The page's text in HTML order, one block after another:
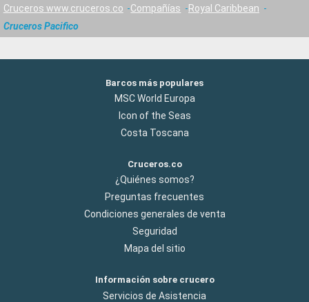
Cruceros www.cruceros.co Compañías
Royal Caribbean
Cruceros Pacifico
Barcos más populares
MSC World Europa
Icon of the Seas
Costa Toscana
Cruceros.co
¿Quiénes somos?
Preguntas frecuentes
Condiciones generales de venta
Seguridad
Mapa del sitio
Información sobre crucero
Servicios de Asistencia